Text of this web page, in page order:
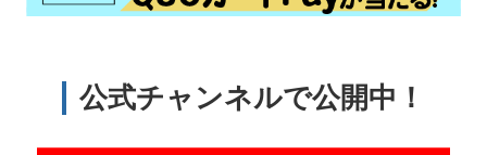
公式チャンネルで公開中！